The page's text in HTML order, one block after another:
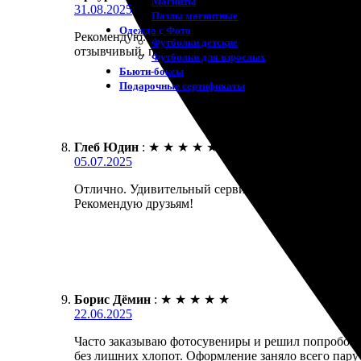
Пазлы магнитные
Одежда с Фото
Футболки детские
Футболки для взрослых
Бьюти-боксы
Подарочные сертификаты
31.08.2025
Рекомендую. Отличная печать, качество на
отзывчивый, помогли с выбором. С удовольствием
Глеб Юдин : ★ ★ ★ ★ ★
05.07.2025
Отлично. Удивительный сервис с простым
Рекомендую друзьям!
Борис Дёмин : ★ ★ ★ ★ ★
22.06.2025
Часто заказываю фотосувениры и решил
без лишних хлопот. Оформление заняло всего